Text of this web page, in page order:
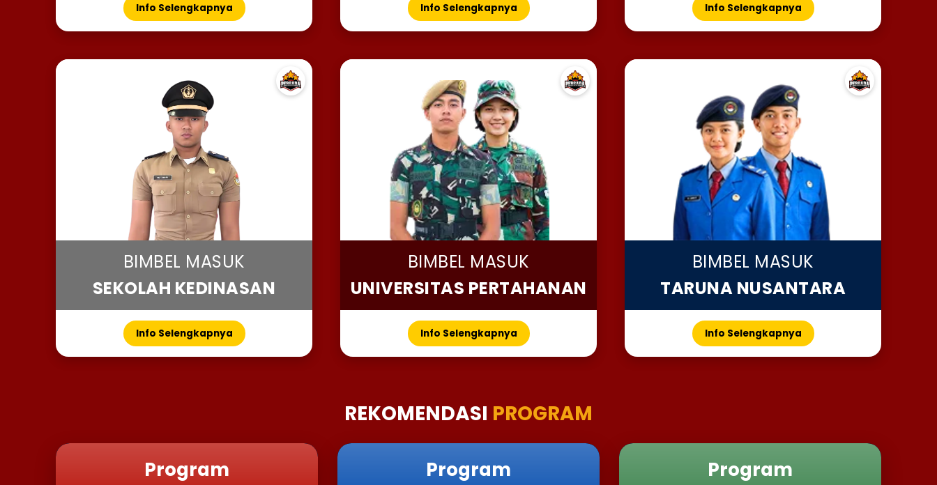
Info Selengkapnya Info Selengkapnya Info Selengkapnya
BIMBEL MASUK
SEKOLAH KEDINASAN
Info Selengkapnya
BIMBEL MASUK
UNIVERSITAS PERTAHANAN
Info Selengkapnya
BIMBEL MASUK
TARUNA NUSANTARA
Info Selengkapnya
REKOMENDASI PROGRAM
Program
Program
Program